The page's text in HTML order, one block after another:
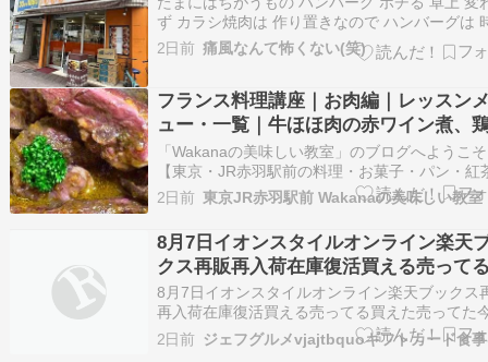
ず カラシ焼肉は 作り置きなので ハンバーグは
かが かかりまか できたのが こちら ぐつぐつ し
まっせ! やっぱ ゴマ塩飯は うまいのぅぅぅ～
2日前 痛風なんて怖くない(笑)
フランス料理講座｜お肉編｜レッスン
ュー・一覧｜牛ほほ肉の赤ワイン煮、
と林檎のシードル煮他
「Wakanaの美味しい教室」のブログへようこ
【東京・JR赤羽駅前の料理・お菓子・パン・紅
室】池袋9分、新宿14分、大宮15分、渋谷20分
京16分、浜松町24分好アクセス！ 【プライベ
ッスン専門】お菓子・料理・パン・紅茶のマン
マンレッスン♪親子やお友達と…
2日前
8月7日イオンスタイルオンライン楽天
クス再販再入荷在庫復活買える売って
えた売ってた今日のヨドバシ栄池袋難
田秋葉原吉祥寺川崎町田仙台郡山博多
ーゾーンキャンセル分や昨日販売なか
8月7日イオンスタイルオンライン楽天ブックス
再入荷在庫復活買える売ってる買えた売ってた
のヨドバシ博多 ホビーゾーンキャンセル分や昨
売なかった店舗やスーパーダイバーズやワンピ
2日前